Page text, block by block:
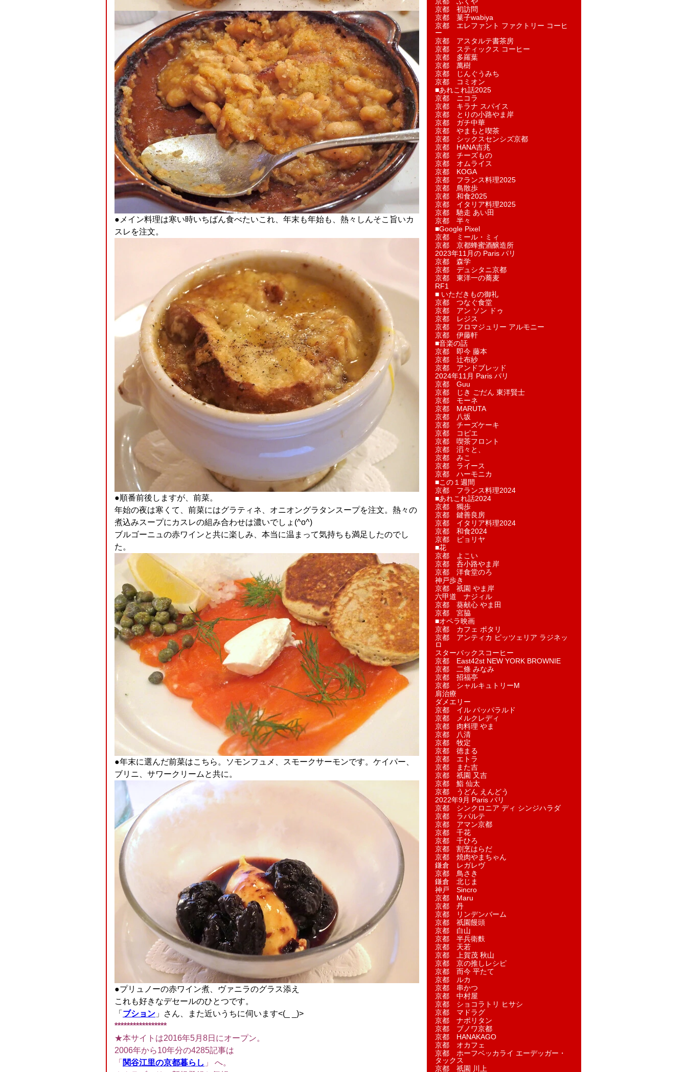
●メイン料理は寒い時いちばん食べたいこれ、年末も年始も、熱々しんそこ旨いカ
スレを注文。
●順番前後しますが、前菜。
年始の夜は寒くて、前菜にはグラティネ、オニオングラタンスープを注文。熱々の
煮込みスープにカスレの組み合わせは濃いでしょ(^o^)
ブルゴーニュの赤ワインと共に楽しみ、本当に温まって気持ちも満足したのでし
た。
●年末に選んだ前菜はこちら。ソモンフュメ、スモークサーモンです。ケイパー、
ブリニ、サワークリームと共に。
●プリュノーの赤ワイン煮、ヴァニラのグラス添え
これも好きなデセールのひとつです。
「 ブション 」さん、また近いうちに伺います<(_ _)>
*****************
★本サイトは2016年5月8日にオープン。
2006年から10年分の4285記事は
「 関谷江里の京都暮らし 」 へ。
京都 初訪問
京都 菓子wabiya
京都 エレファント ファクトリー コーヒ
ー
京都 アスタルテ書茶房
京都 スティックス コーヒー
京都 多羅葉
京都 萬樹
京都 じんぐうみち
京都 コミオン
■あれこれ話2025
京都 ニコラ
京都 キラナ スパイス
京都 とりの小路やま岸
京都 ガチ中華
京都 やまもと喫茶
京都 シックスセンシズ京都
京都 HANA吉兆
京都 チーズもの
京都 オムライス
京都 KOGA
京都 フランス料理2025
京都 鳥散歩
京都 和食2025
京都 イタリア料理2025
京都 馳走 あい田
京都 半々
■Google Pixel
京都 ミール・ミィ
京都 京都蜂蜜酒醸造所
2023年11月の Paris パリ
京都 森学
京都 デュシタニ京都
京都 東洋一の蕎麦
RF1
■ いただきもの御礼
京都 つなぐ食堂
京都 アン ソン ドゥ
京都 レジス
京都 フロマジュリー アルモニー
京都 伊藤軒
■音楽の話
京都 即今 藤本
京都 辻布紗
京都 アンドブレッド
2024年11月 Paris パリ
京都 Guu
京都 じき ごだん 東洋賢士
京都 モーネ
京都 MARUTA
京都 八坂
京都 チーズケーキ
京都 コピエ
京都 喫茶フロント
京都 滔々と、
京都 みこ
京都 ライース
京都 ハーモニカ
■この１週間
京都 フランス料理2024
■あれこれ話2024
京都 獨歩
京都 鍵善良房
京都 イタリア料理2024
京都 和食2024
京都 ピョリヤ
■花
京都 よこい
京都 呑小路やま岸
京都 洋食堂のろ
神戸歩き
京都 祇園 やま岸
六甲道 ナジィル
京都 葵献心 やま田
京都 宮脇
■オペラ映画
京都 カフェ ポタリ
京都 アンティカ ピッツェリア ラジネッ
ロ
スターバックスコーヒー
京都 East42st NEW YORK BROWNIE
京都 二條 みなみ
京都 招福亭
京都 シャルキュトリーM
肩治療
ダメエリー
京都 イル パッパラルド
京都 メルクレディ
京都 肉料理 やま
京都 八清
京都 牧定
京都 徳まる
京都 エトラ
京都 また吉
京都 祇園 又吉
京都 鮨 仙太
京都 うどん えんどう
2022年9月 Paris パリ
京都 シンクロニア ディ シンジハラダ
京都 ラパルテ
京都 アマン京都
京都 千花
京都 千ひろ
京都 割烹はらだ
京都 焼肉やまちゃん
鎌倉 レガレヴ
京都 鳥さき
鎌倉 北じま
神戸 Sincro
京都 Maru
京都 丹
京都 リンデンバーム
京都 祇園饅頭
京都 白山
京都 半兵衛麩
京都 天若
京都 上賀茂 秋山
京都 京の推しレシピ
京都 而今 平たて
京都 ルカ
京都 串かつ
京都 中村屋
京都 ショコラトリ ヒサシ
京都 マドラグ
京都 ナポリタン
京都 ブノワ京都
京都 HANAKAGO
京都 オカフェ
京都 ホーフベッカライ エーデッガー・
タックス
京都 祇園 川上